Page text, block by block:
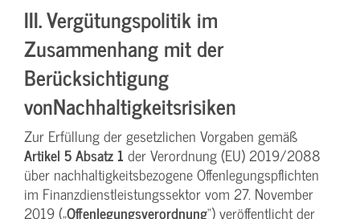
III. Vergütungspolitik im
Zusammenhang mit der
Berücksichtigung
vonNachhaltigkeitsrisiken
Zur Erfüllung der gesetzlichen Vorgaben gemäß
Artikel 5 Absatz 1 der Verordnung (EU) 2019/2088
über nachhaltigkeitsbezogene Offenlegungspflichten
im Finanzdienstleistungssektor vom 27. November
2019 („Offenlegungsverordnung“) veröffentlicht der